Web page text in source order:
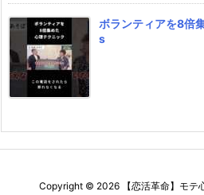
ボランティアを8倍
s
Copyright © 2026 【恋活革命】モテ